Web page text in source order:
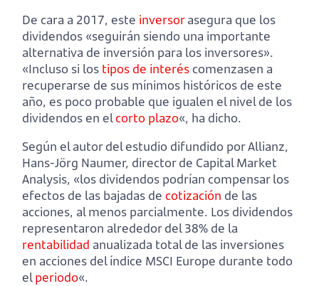
De cara a 2017, este inversorasegura que los
dividendos «seguirán siendo una importante
alternativa de inversión para los inversores».
«Incluso si los tipos de interéscomenzasen a
recuperarse de sus mínimos históricos de este
año, es poco probable que igualen el nivel de los
dividendos en elcorto plazo«, ha dicho.
Según el autor del estudio difundido por Allianz,
Hans-Jörg Naumer, director de Capital Market
Analysis, «los dividendos podrían compensar los
efectos de las bajadas de cotización de las
acciones, al menos parcialmente. Los dividendos
representaron alrededor del 38% de la
rentabilidad anualizada total de las inversiones
en acciones del índice MSCI Europe durante todo
elperiodo«.